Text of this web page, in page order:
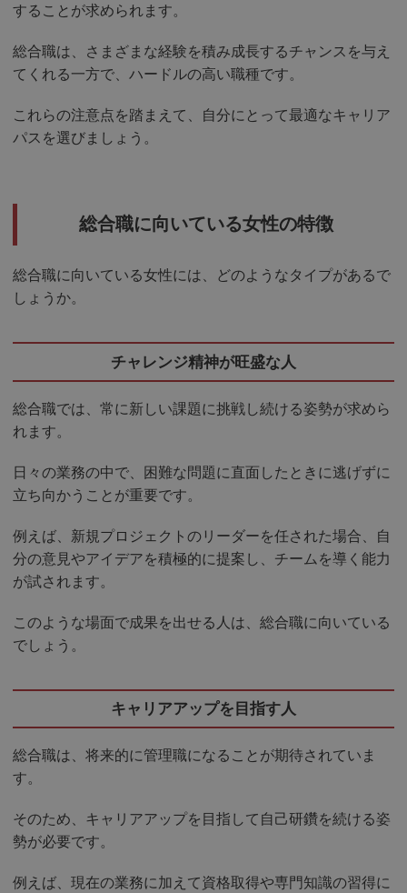
することが求められます。
総合職は、さまざまな経験を積み成長するチャンスを与え
てくれる一方で、ハードルの高い職種です。
これらの注意点を踏まえて、自分にとって最適なキャリア
パスを選びましょう。
総合職に向いている女性の特徴
総合職に向いている女性には、どのようなタイプがあるで
しょうか。
チャレンジ精神が旺盛な人
総合職では、常に新しい課題に挑戦し続ける姿勢が求めら
れます。
日々の業務の中で、困難な問題に直面したときに逃げずに
立ち向かうことが重要です。
例えば、新規プロジェクトのリーダーを任された場合、自
分の意見やアイデアを積極的に提案し、チームを導く能力
が試されます。
このような場面で成果を出せる人は、総合職に向いている
でしょう。
キャリアアップを目指す人
総合職は、将来的に管理職になることが期待されていま
す。
そのため、キャリアアップを目指して自己研鑽を続ける姿
勢が必要です。
例えば、現在の業務に加えて資格取得や専門知識の習得に